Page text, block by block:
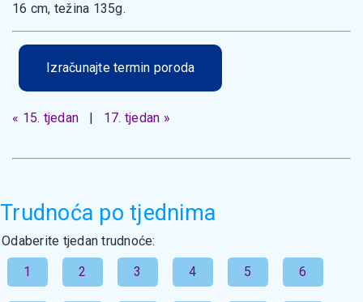
16 cm, težina 135g.
Izračunajte termin poroda
« 15. tjedan 17. tjedan »
Trudnoća po tjednima
Odaberite tjedan trudnoće:
1
2 3 4 5 6